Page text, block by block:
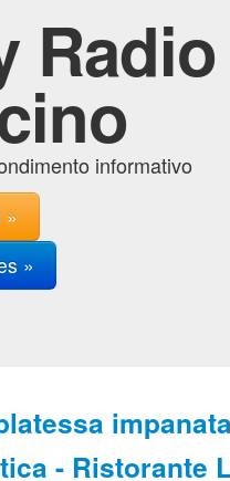
Radio
informativo
»
»
- Ristorante